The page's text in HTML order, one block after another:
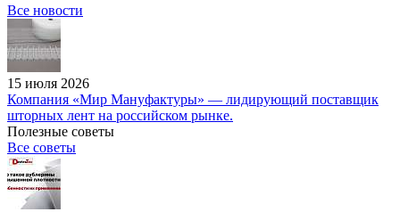
Все новости
15 июля 2026
Компания «Мир Мануфактуры» — лидирующий поставщик
шторных лент на российском рынке.
Полезные советы
Все советы